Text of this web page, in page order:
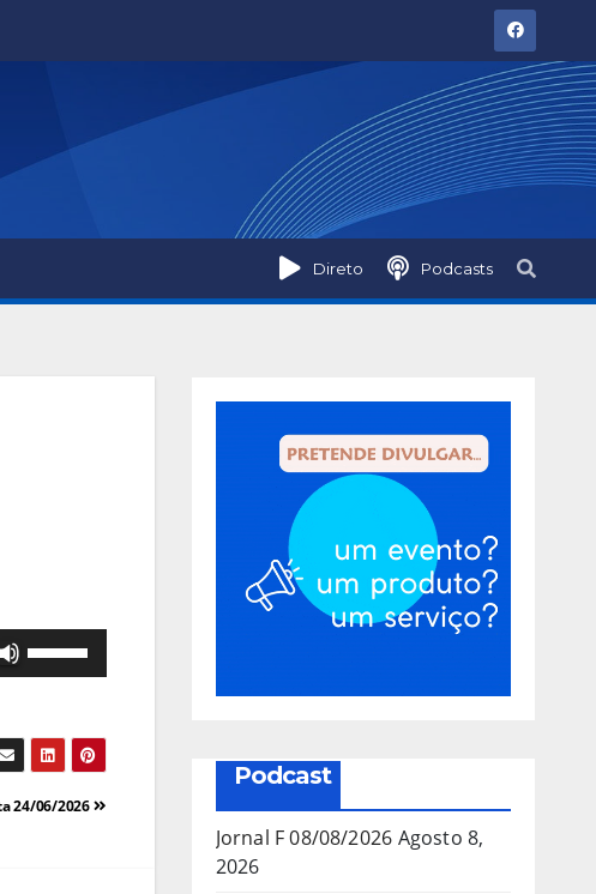
Direto Podcasts
Use
as
cima/baixo
24/06/2026
Podcast
Jornal F 08/08/2026 Agosto 8,
2026